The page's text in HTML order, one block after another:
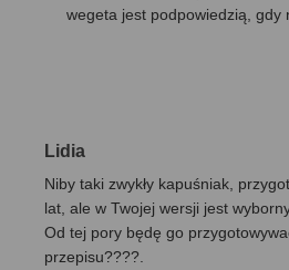
wegeta jest podpowiedzią, gdy
Lidia
Niby taki zwykły kapuśniak,
lat, ale w Twojej wersji jest
Od tej pory będę go
przepisu????.